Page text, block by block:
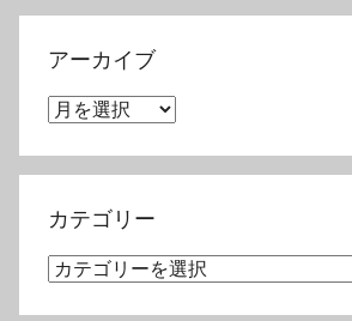
アーカイブ
ア
カ
イ
カテゴリー
カ